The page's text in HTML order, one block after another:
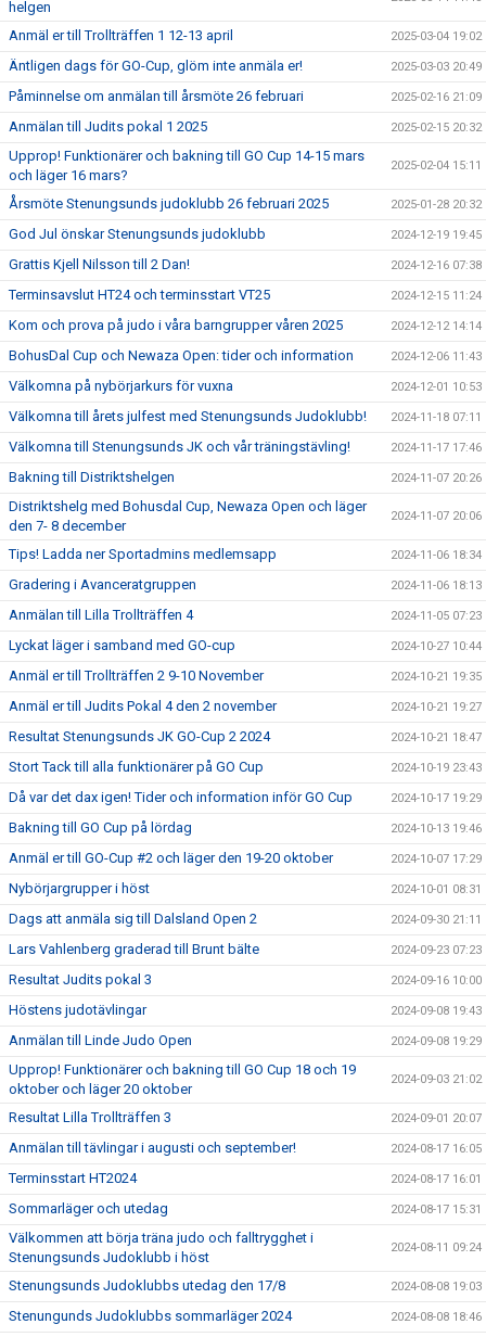
helgen
Anmäl er till Trollträffen 1 12-13 april 2025-03-04 19:02
Äntligen dags för GO-Cup, glöm inte anmäla er! 2025-03-03 20:49
Påminnelse om anmälan till årsmöte 26 februari 2025-02-16 21:09
Anmälan till Judits pokal 1 2025 2025-02-15 20:32
Upprop! Funktionärer och bakning till GO Cup 14-15 mars
och läger 16 mars?
2025-02-04 15:11
Årsmöte Stenungsunds judoklubb 26 februari 2025 2025-01-28 20:32
God Jul önskar Stenungsunds judoklubb 2024-12-19 19:45
Grattis Kjell Nilsson till 2 Dan! 2024-12-16 07:38
Terminsavslut HT24 och terminsstart VT25 2024-12-15 11:24
Kom och prova på judo i våra barngrupper våren 2025 2024-12-12 14:14
BohusDal Cup och Newaza Open: tider och information 2024-12-06 11:43
Välkomna på nybörjarkurs för vuxna 2024-12-01 10:53
Välkomna till årets julfest med Stenungsunds Judoklubb! 2024-11-18 07:11
Välkomna till Stenungsunds JK och vår träningstävling! 2024-11-17 17:46
Bakning till Distriktshelgen 2024-11-07 20:26
Distriktshelg med Bohusdal Cup, Newaza Open och läger
den 7- 8 december
2024-11-07 20:06
Tips! Ladda ner Sportadmins medlemsapp 2024-11-06 18:34
Gradering i Avanceratgruppen 2024-11-06 18:13
Anmälan till Lilla Trollträffen 4 2024-11-05 07:23
Lyckat läger i samband med GO-cup 2024-10-27 10:44
Anmäl er till Trollträffen 2 9-10 November 2024-10-21 19:35
Anmäl er till Judits Pokal 4 den 2 november 2024-10-21 19:27
Resultat Stenungsunds JK GO-Cup 2 2024 2024-10-21 18:47
Stort Tack till alla funktionärer på GO Cup 2024-10-19 23:43
Då var det dax igen! Tider och information inför GO Cup 2024-10-17 19:29
Bakning till GO Cup på lördag 2024-10-13 19:46
Anmäl er till GO-Cup #2 och läger den 19-20 oktober 2024-10-07 17:29
Nybörjargrupper i höst 2024-10-01 08:31
Dags att anmäla sig till Dalsland Open 2 2024-09-30 21:11
Lars Vahlenberg graderad till Brunt bälte 2024-09-23 07:23
Resultat Judits pokal 3 2024-09-16 10:00
Höstens judotävlingar 2024-09-08 19:43
Anmälan till Linde Judo Open 2024-09-08 19:29
Upprop! Funktionärer och bakning till GO Cup 18 och 19
oktober och läger 20 oktober
2024-09-03 21:02
Resultat Lilla Trollträffen 3 2024-09-01 20:07
Anmälan till tävlingar i augusti och september! 2024-08-17 16:05
Terminsstart HT2024 2024-08-17 16:01
Sommarläger och utedag 2024-08-17 15:31
Välkommen att börja träna judo och falltrygghet i
Stenungsunds Judoklubb i höst
2024-08-11 09:24
Stenungsunds Judoklubbs utedag den 17/8 2024-08-08 19:03
Stenungunds Judoklubbs sommarläger 2024 2024-08-08 18:46